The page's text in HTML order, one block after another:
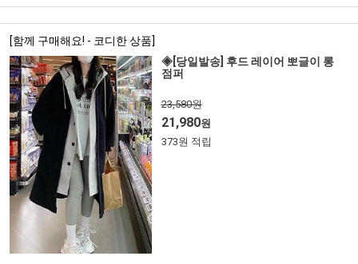
[함께 구매해요! - 코디한 상품]
◈[당일발송] 후드 레이어 뽀글이 롱
점퍼
23,580원
21,980원
373원 적립